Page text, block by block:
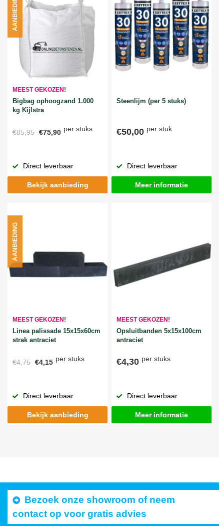
MEEST GEKOZEN!
Bigbag ophoogzand 1.000
kg Kijlstra
€85,95 €75,90 per stuks
AANBIEDING
Direct leverbaar
Bekijk aanbieding
Steenlijm (per 5 stuks)
€50,00 per stuk
Direct leverbaar
Meer informatie
MEEST GEKOZEN!
Linea palissade 15x15x60cm
strak antraciet
€4,75 €4,15 per stuks
AANBIEDING
Direct leverbaar
Bekijk aanbieding
MEEST GEKOZEN!
Opsluitbanden 5x15x100cm
antraciet
€4,30 per stuks
Direct leverbaar
Meer informatie
Bezoek onze showroom of neem
contact op voor gratis advies